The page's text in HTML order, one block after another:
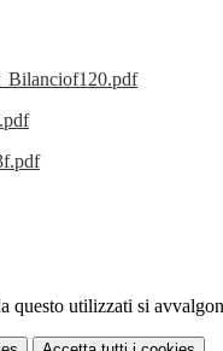
questo utilizzati si